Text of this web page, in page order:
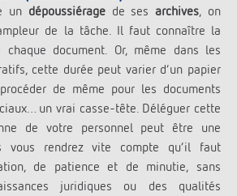
un dépoussiéragede sesarchives, on
de la tâche. Il faut connaître la
document. Or, même dans les
cette durée peut varier d’un papier
de même pour les documents
un vrai casse-tête. Déléguer cette
de votre personnel peut être une
vous rendrez vite compte qu’il faut
de patience et de minutie, sans
juridiques ou des qualités